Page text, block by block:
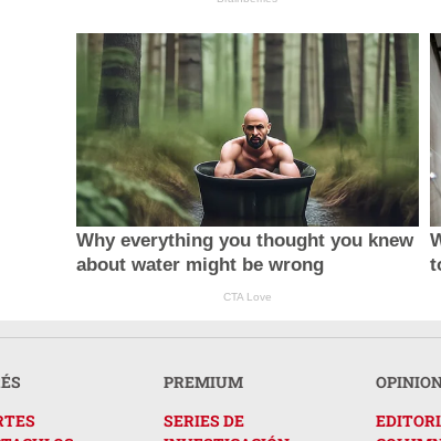
Why everything you thought you knew
about water might be wrong
CTA Love
PREMIUM
SERIES DE